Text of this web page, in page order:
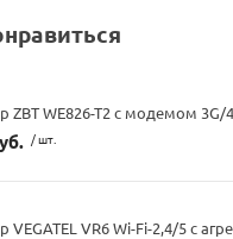
ZBT WE826-T2 с модемом 3G/
/ шт.
VEGATEL VR6 Wi-Fi-2,4/5 с